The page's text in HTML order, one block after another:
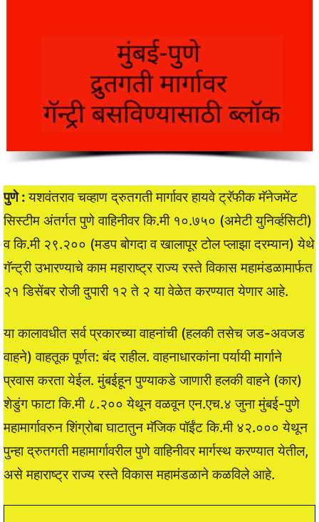
पुणे :यशवंतराव चव्हाण द्रुतगती मार्गावर हायवे ट्रॅफीक मॅनेजमेंट
सिस्टीम अंतर्गत पुणे वाहिनीवर कि.मी १०.७५० (अमेटी युनिर्व्हसिटी)
व कि.मी २९.२०० (मडप बोगदा व खालापूर टोल प्लाझा दरम्यान) येथे
गॅन्ट्री उभारण्याचे काम महाराष्ट्र राज्य रस्ते विकास महामंडळामार्फत
२१ डिसेंबर रोजी दुपारी १२ ते २ या वेळेत करण्यात येणार आहे.
या कालावधीत सर्व प्रकारच्या वाहनांची (हलकी तसेच जड-अवजड
वाहने) वाहतूक पूर्णत: बंद राहील. वाहनाधारकांना पर्यायी मार्गाने
प्रवास करता येईल. मुंबईहून पुण्याकडे जाणारी हलकी वाहने (कार)
शेडुंग फाटा कि.मी ८.२०० येथून वळवून एन.एच.४ जुना मुंबई-पुणे
महामार्गावरुन शिंग्रोबा घाटातुन मॅजिक पॉईंट कि.मी ४२.००० येथून
पुन्हा द्रुतगती महामार्गावरील पुणे वाहिनीवर मार्गस्थ करण्यात येतील,
असे महाराष्ट्र राज्य रस्ते विकास महामंडळाने कळविले आहे.